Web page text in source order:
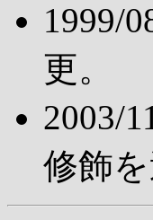
1999/
更。
2003/
修飾を